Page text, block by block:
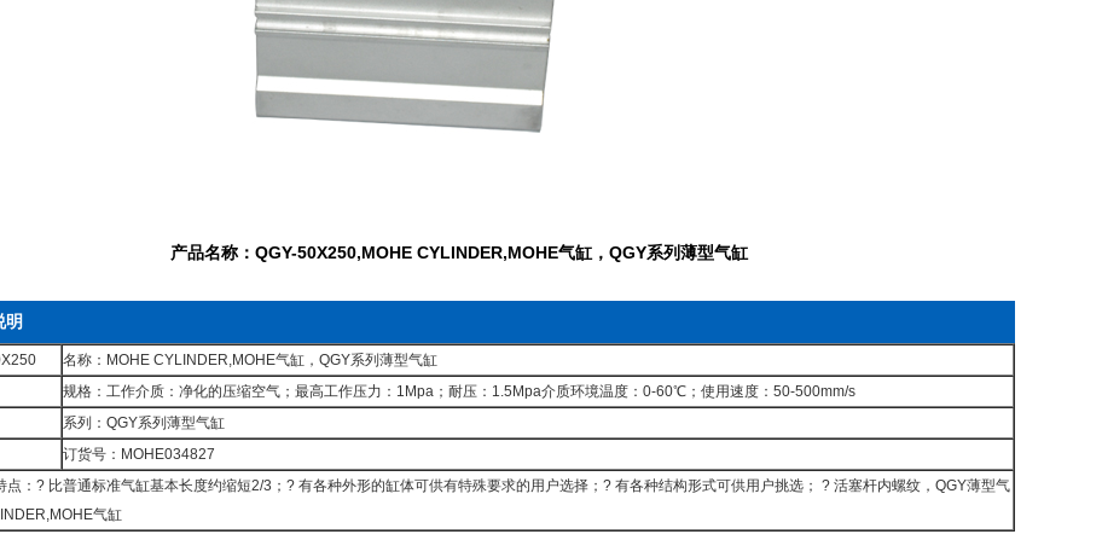
产品名称：QGY-50X250,MOHE CYLINDER,MOHE气缸，QGY系列薄型气缸
明
名称：MOHE CYLINDER,MOHE气缸，QGY系列薄型气缸
规格：工作介质：净化的压缩空气；最高工作压力：1Mpa；耐压：1.5Mpa介质环境温度：0-60℃；使用速度：50-500mm/s
系列：QGY系列薄型气缸
订货号：MOHE034827
：? 比普通标准气缸基本长度约缩短2/3；? 有各种外形的缸体可供有特殊要求的用户选择；? 有各种结构形式可供用户挑选； ? 活塞杆内螺纹，QGY薄型气
气缸